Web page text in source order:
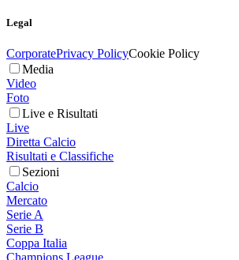
Legal
CorporatePrivacy PolicyCookie Policy
Media
Video
Foto
Live e Risultati
Live
Diretta Calcio
Risultati e Classifiche
Sezioni
Calcio
Mercato
Serie A
Serie B
Coppa Italia